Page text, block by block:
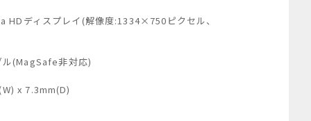
HDディスプレイ(解像度:1334×750ピクセル、
(MagSafe非対応)
x 7.3mm(D)